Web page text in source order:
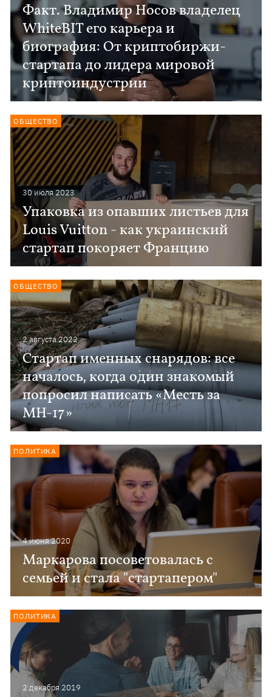
Факт. Владимир Носов владелец
WhiteBIT его карьера и
биография: От криптобиржи-
стартапа до лидера мировой
криптоиндустрии
30 июля 2023
Упаковка из опавших листьев для
Louis Vuitton - как украинский
стартап покоряет Францию
ОБЩЕСТВО
2 августа 2022
Стартап именных снарядов: все
началось, когда один знакомый
попросил написать «Месть за
МН-17»
ОБЩЕСТВО
4 июня 2020
Маркарова посоветовалась с
семьей и стала "стартапером"
ПОЛИТИКА
2 декабря 2019
ПОЛИТИКА